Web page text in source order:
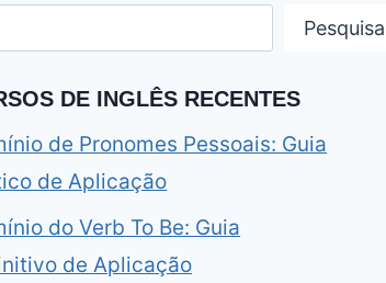
DE INGLÊS RECENTES
de Pronomes Pessoais: Guia
de Aplicação
do Verb To Be: Guia
de Aplicação